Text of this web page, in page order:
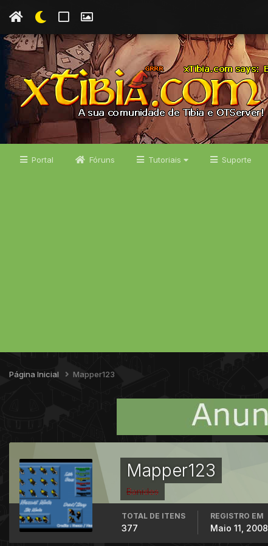
Portal Fóruns Tutoriais Suporte
Página Inicial Mapper123
Mapper123
Banidos
TOTAL DE ITENS
377
REGISTRO EM
Maio 11, 2008